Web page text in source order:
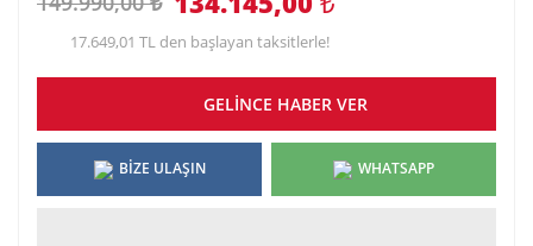
17.649,01 TL den başlayan taksitlerle!
GELİNCE HABER VER
BİZE ULAŞIN WHATSAPP